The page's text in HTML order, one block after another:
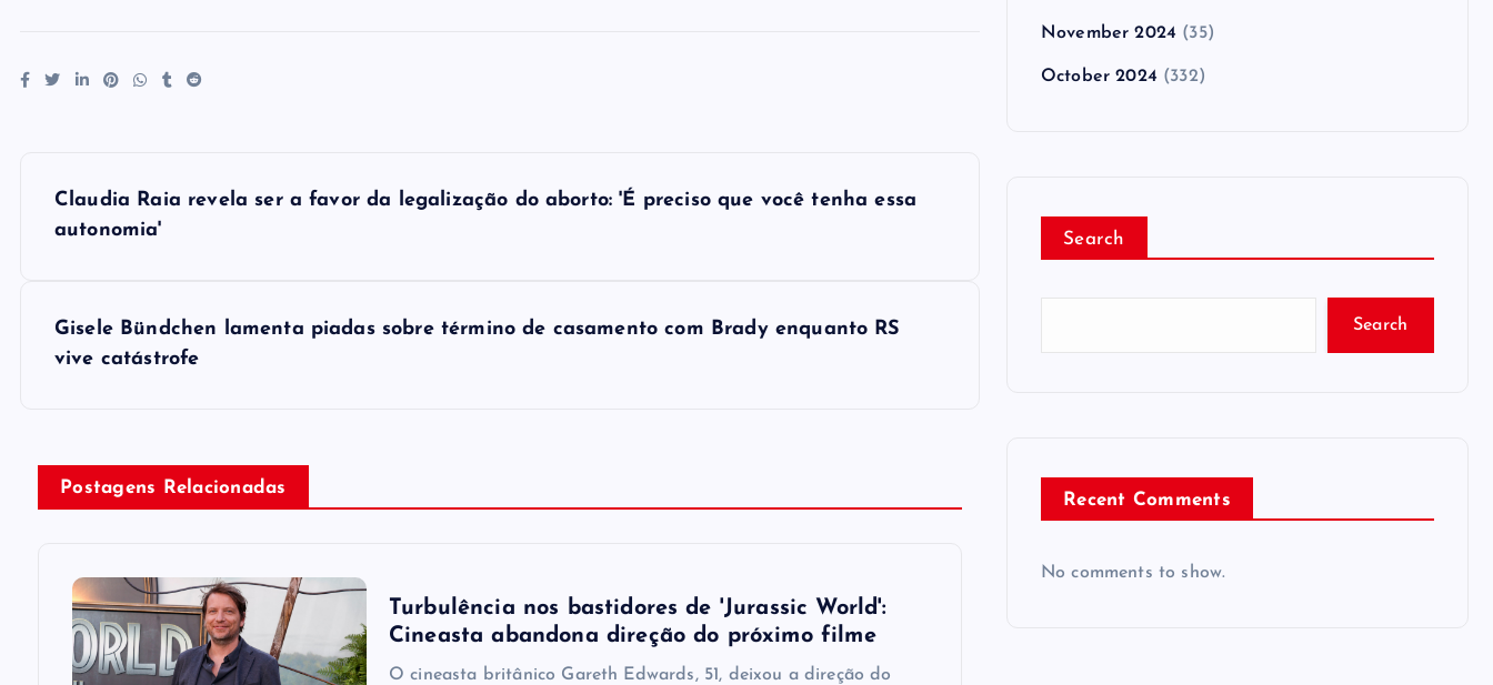
Claudia Raia revela ser a favor da legalização do aborto: 'É preciso que você tenha essa
autonomia'
Gisele Bündchen lamenta piadas sobre término de casamento com Brady enquanto RS
vive catástrofe
Postagens Relacionadas
Turbulência nos bastidores de 'Jurassic World':
Cineasta abandona direção do próximo filme
O cineasta britânico Gareth Edwards, 51, deixou a direção do
November 2024 (35)
October 2024 (332)
Search
Search
Recent Comments
No comments to show.